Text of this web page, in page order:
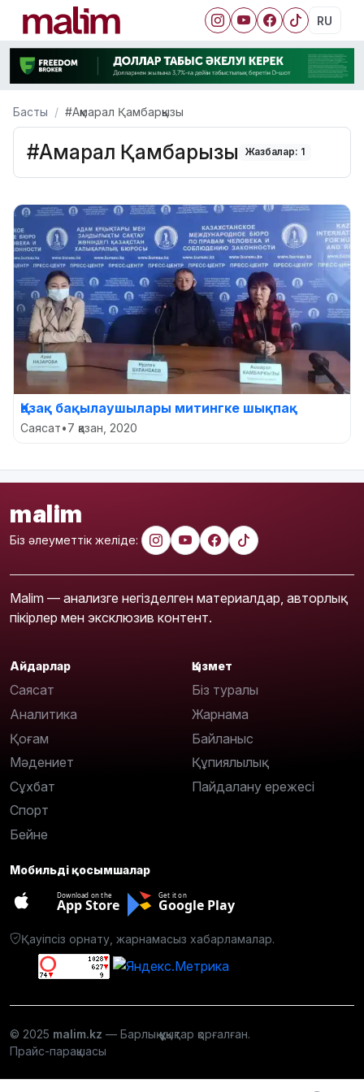
RU
Басты #Ақмарал Қамбарқызы
#Ақмарал Қамбарқызы Жазбалар: 1
Қазақ бақылаушылары митингке шықпақ
Саясат•7 қазан, 2020
malim
Біз әлеуметтік желіде:
Malim — анализге негізделген материалдар, авторлық
пікірлер мен эксклюзив контент.
Айдарлар
Саясат
Аналитика
Қоғам
Мәдениет
Сұхбат
Спорт
Бейне
Қызмет
Біз туралы
Жарнама
Байланыс
Құпиялылық
Пайдалану ережесі
Мобильді қосымшалар
Download on the
App Store
Get it on
Google Play
Қауіпсіз орнату, жарнамасыз хабарламалар.
© 2025 malim.kz — Барлық құқықтар қорғалған.
Прайс-парақшасы